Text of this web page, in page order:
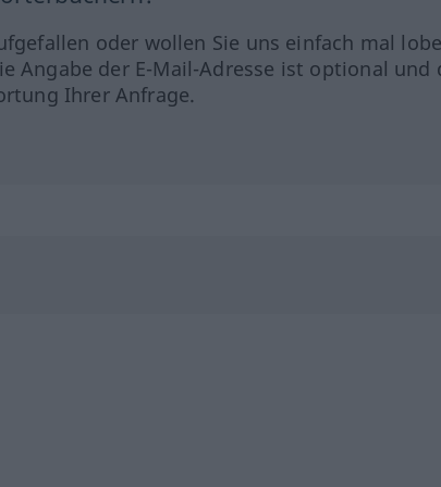
oder wollen Sie uns einfach mal
Angabe der E-Mail-Adresse ist optional und
Ihrer Anfrage.